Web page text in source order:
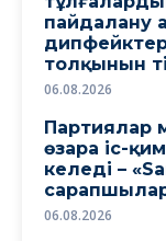
пайдалану
толқынын
06.08.2026
Партиялар
өзара іс-
келеді –
06.08.2026